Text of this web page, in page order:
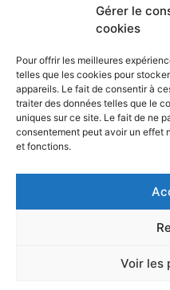
Gérer le
cookies
Pour offrir les meilleures
telles que les cookies pour
appareils. Le fait de consentir à
traiter des données telles que le
uniques sur ce site. Le fait de ne
consentement peut avoir un effet
et fonctions.
Voir les